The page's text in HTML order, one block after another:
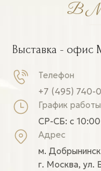
В
Выставка - офис
Телефон
+7 (495) 740-
График работы
СР-СБ: c
Адрес
м.
г. Москва, ул.